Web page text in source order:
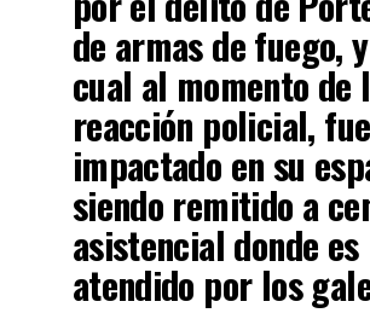
de armas de fuego,
cual al momento de
reacción policial, fue
impactado en su
siendo remitido a
asistencial donde es
atendido por los